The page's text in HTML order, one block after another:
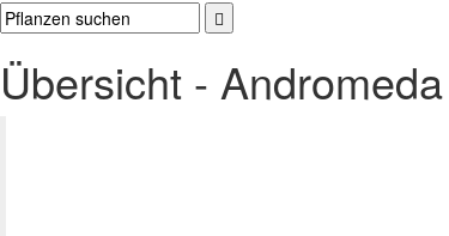
Übersicht -